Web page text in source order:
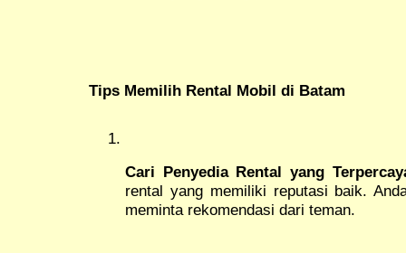
Tips Memilih Rental Mobil di Batam
Cari Penyedia Rental yang
rental yang memiliki reputasi baik.
meminta rekomendasi dari teman.